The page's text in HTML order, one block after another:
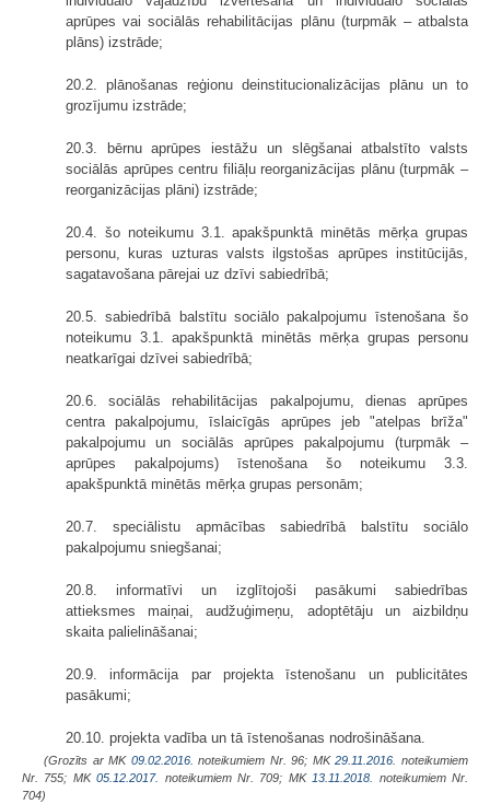
aprūpes vai sociālās rehabilitācijas plānu (turpmāk – atbalsta
plāns) izstrāde;
20.2. plānošanas reģionu deinstitucionalizācijas plānu un to
grozījumu izstrāde;
20.3. bērnu aprūpes iestāžu un slēgšanai atbalstīto valsts
sociālās aprūpes centru filiāļu reorganizācijas plānu (turpmāk –
reorganizācijas plāni) izstrāde;
20.4. šo noteikumu 3.1. apakšpunktā minētās mērķa grupas
personu, kuras uzturas valsts ilgstošas aprūpes institūcijās,
sagatavošana pārejai uz dzīvi sabiedrībā;
20.5. sabiedrībā balstītu sociālo pakalpojumu īstenošana šo
noteikumu 3.1. apakšpunktā minētās mērķa grupas personu
neatkarīgai dzīvei sabiedrībā;
20.6. sociālās rehabilitācijas pakalpojumu, dienas aprūpes
centra pakalpojumu, īslaicīgās aprūpes jeb "atelpas brīža"
pakalpojumu un sociālās aprūpes pakalpojumu (turpmāk –
aprūpes pakalpojums) īstenošana šo noteikumu 3.3.
apakšpunktā minētās mērķa grupas personām;
20.7. speciālistu apmācības sabiedrībā balstītu sociālo
pakalpojumu sniegšanai;
20.8. informatīvi un izglītojoši pasākumi sabiedrības
attieksmes maiņai, audžuģimeņu, adoptētāju un aizbildņu
skaita palielināšanai;
20.9. informācija par projekta īstenošanu un publicitātes
pasākumi;
20.10. projekta vadība un tā īstenošanas nodrošināšana.
(Grozīts ar MK 09.02.2016. noteikumiem Nr. 96; MK29.11.2016.
noteikumiem
Nr. 755; MK05.12.2017. noteikumiem Nr. 709; MK 13.11.2018.
noteikumiem Nr.
704)